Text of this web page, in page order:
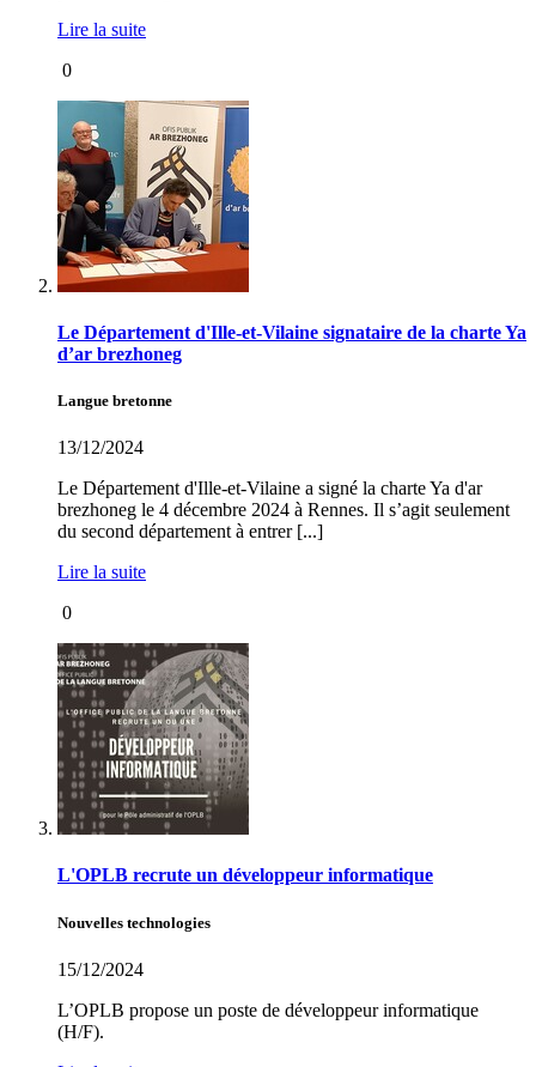
Lire la suite
0
Le Département d'Ille-et-Vilaine signataire de la charte Ya
d’ar brezhoneg
Langue bretonne
13/12/2024
Le Département d'Ille-et-Vilaine a signé la charte Ya d'ar
brezhoneg le 4 décembre 2024 à Rennes. Il s’agit seulement
du second département à entrer [...]
Lire la suite
0
L'OPLB recrute un développeur informatique
Nouvelles technologies
15/12/2024
L’OPLB propose un poste de développeur informatique
(H/F).